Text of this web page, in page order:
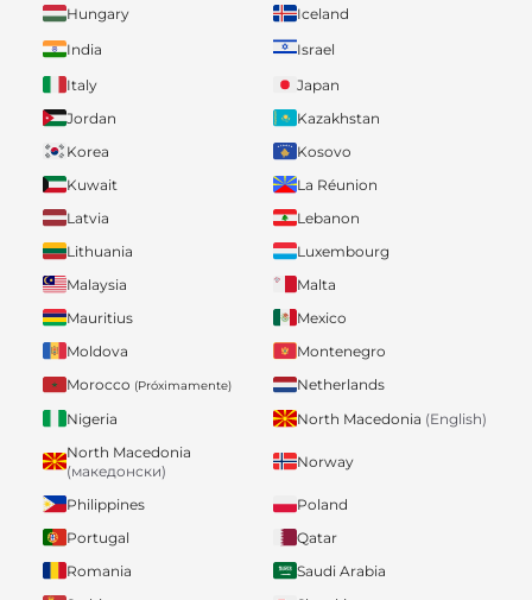
Hungary
Iceland
India
Israel
Italy
Japan
Jordan
Kazakhstan
Korea
Kosovo
Kuwait
La Réunion
Latvia
Lebanon
Lithuania
Luxembourg
Malaysia
Malta
Mauritius
Mexico
Moldova
Montenegro
Morocco (Próximamente)
Netherlands
Nigeria
North Macedonia (English)
North Macedonia
(македонски)
Norway
Philippines
Poland
Portugal
Qatar
Romania
Saudi Arabia